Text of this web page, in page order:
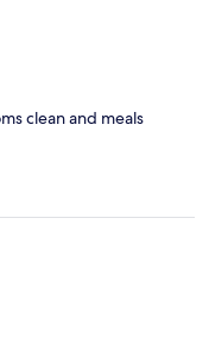
clean and meals